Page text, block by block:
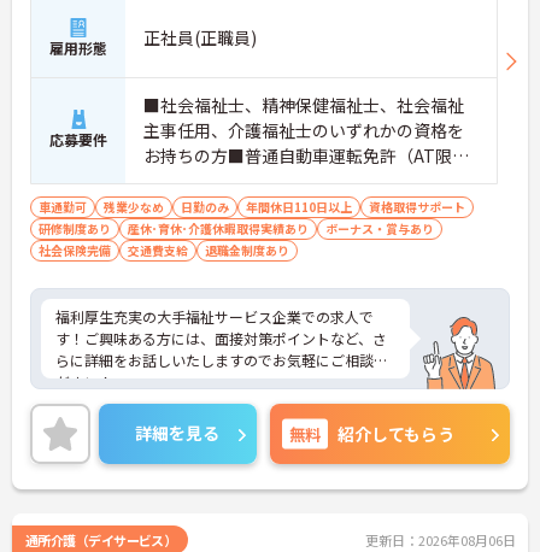
雇用形態 正社員(正職員)
応募要件
■社会福祉士、精神保健福祉士、社会福祉
主事任用、介護福祉士のいずれかの資格を
お持ちの方■普通自動車運転免許（AT限定
可）
車通勤可 残業少なめ 日勤のみ 年間休日110日以上
資格取得サポート
研修制度あり
産休･育休･介護休暇取得実績あり
ボーナス・賞与あり
社会保険完備
交通費支給 退職金制度あり
福利厚生充実の大手福祉サービス企業での求人で
す！ご興味ある方には、面接対策ポイントなど、さ
らに詳細をお話しいたしますのでお気軽にご相談く
ださい！
詳細を見る 無料 紹介してもらう
通所介護（デイサービス） 更新日：2026年08月06日